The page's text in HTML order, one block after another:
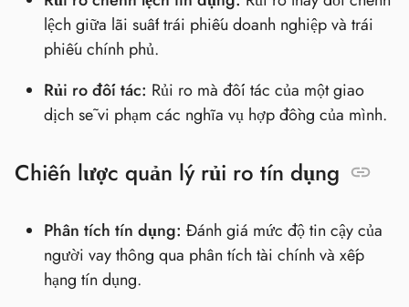
lệch giữa lãi suất trái phiếu doanh nghiệp và trái
phiếu chính phủ.
Rủi ro đối tác: Rủi ro mà đối tác của một giao
dịch sẽ vi phạm các nghĩa vụ hợp đồng của mình.
Chiến lược quản lý rủi ro tín dụng
Phân tích tín dụng: Đánh giá mức độ tin cậy của
người vay thông qua phân tích tài chính và xếp
hạng tín dụng.